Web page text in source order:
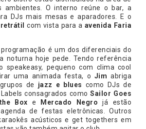
ambientes. O interno reúne o bar, a
DJs mais mesas e aparadores. E o
com vista para a avenida Faria
é um dos diferenciais do
noturna hoje pede. Tendo referência
speakeasy, pequeno com clima cool
uma animada festa, o Jim abriga
de jazz e blues como DJs de
consagrados comoSailor Goes
Box e Mercado Negro já estão
de festas eletrônicas. Outros
acústicos e get togethers em